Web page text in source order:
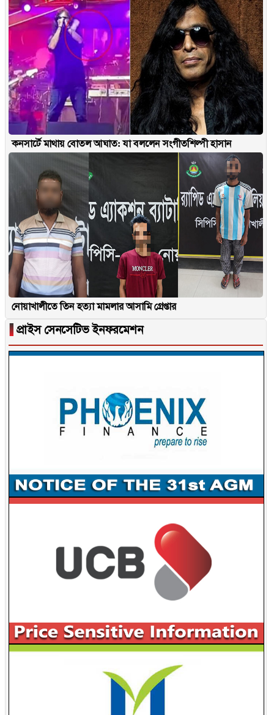
কনসার্টে মাথায় বোতল আঘাত: যা বললেন সংগীতশিল্পী হাসান
নোয়াখালীতে তিন হত্যা মামলার আসামি গ্রেপ্তার
▐ প্রাইস সেনসেটিভ ইনফরমেশন